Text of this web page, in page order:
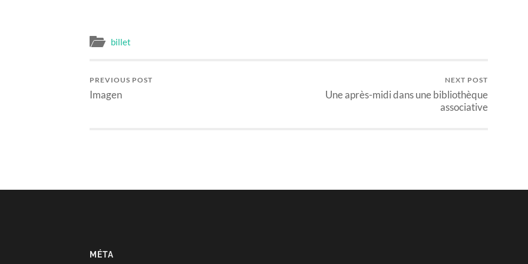
billet
PREVIOUS POST
Imagen
NEXT POST
Une après-midi dans une bibliothèque
associative
MÉTA